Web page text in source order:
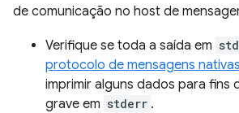
de comunicação no host de
Verifique se toda a saída em
protocolo de mensagens nativas
imprimir alguns dados para fins
grave em stderr .